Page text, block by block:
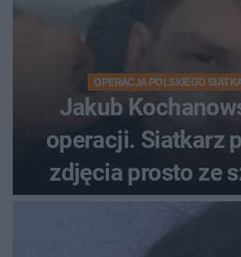
OPERACJA POLSKIEGO
Jakub
operacji. Siatkarz
zdjęcia prosto ze